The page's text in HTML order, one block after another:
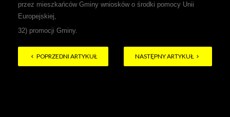
przez mieszkańców Gminy wniosków o środki pomocy Unii
Europejskiej,
32) promocji Gminy.
POPRZEDNI ARTYKUŁ NASTĘPNY ARTYKUŁ